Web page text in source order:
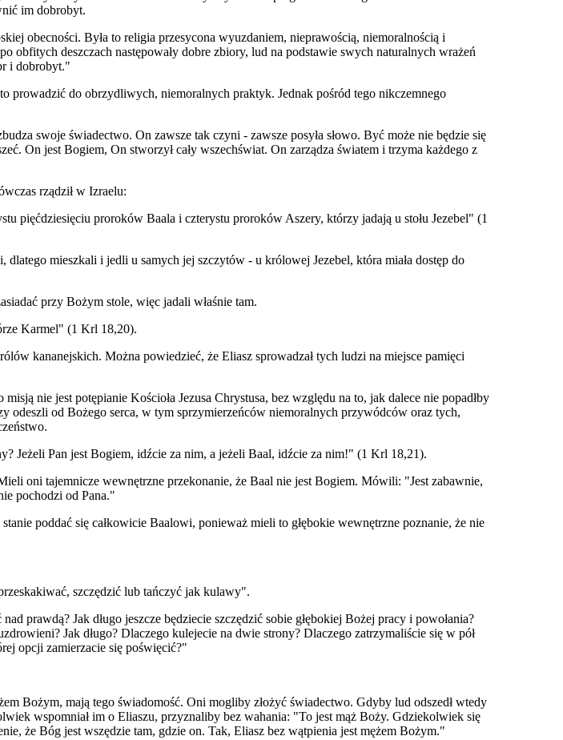
im dobrobyt.
obecności. Była to religia przesycona wyuzdaniem, nieprawością, niemoralnością i
obfitych deszczach następowały dobre zbiory, lud na podstawie swych naturalnych wrażeń
i dobrobyt."
prowadzić do obrzydliwych, niemoralnych praktyk. Jednak pośród tego nikczemnego
swoje świadectwo. On zawsze tak czyni - zawsze posyła słowo. Być może nie będzie się
On jest Bogiem, On stworzył cały wszechświat. On zarządza światem i trzyma każdego z
rządził w Izraelu:
pięćdziesięciu proroków Baala i czterystu proroków Aszery, którzy jadają u stołu Jezebel" (1
mieszkali i jedli u samych jej szczytów - u królowej Jezebel, która miała dostęp do
przy Bożym stole, więc jadali właśnie tam.
Karmel" (1 Krl 18,20).
kananejskich. Można powiedzieć, że Eliasz sprowadzał tych ludzi na miejsce pamięci
nie jest potępianie Kościoła Jezusa Chrystusa, bez względu na to, jak dalece nie popadłby
od Bożego serca, w tym sprzymierzeńców niemoralnych przywódców oraz tych,
Jeżeli Pan jest Bogiem, idźcie za nim, a jeżeli Baal, idźcie za nim!" (1 Krl 18,21).
oni tajemnicze wewnętrzne przekonanie, że Baal nie jest Bogiem. Mówili: "Jest zabawnie,
pochodzi od Pana."
poddać się całkowicie Baalowi, ponieważ mieli to głębokie wewnętrzne poznanie, że nie
szczędzić lub tańczyć jak kulawy".
prawdą? Jak długo jeszcze będziecie szczędzić sobie głębokiej Bożej pracy i powołania?
Jak długo? Dlaczego kulejecie na dwie strony? Dlaczego zatrzymaliście się w pół
opcji zamierzacie się poświęcić?"
Bożym, mają tego świadomość. Oni mogliby złożyć świadectwo. Gdyby lud odszedł wtedy
wspomniał im o Eliaszu, przyznaliby bez wahania: "To jest mąż Boży. Gdziekolwiek się
że Bóg jest wszędzie tam, gdzie on. Tak, Eliasz bez wątpienia jest mężem Bożym."